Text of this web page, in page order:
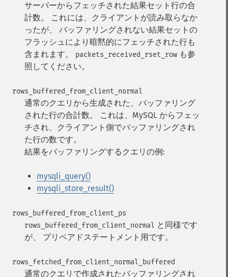
サーバーからフェッチされた結果セット行の合
計数。 これには、クライアントが読み取らなか
ったが、 バッファリングされない結果セットの
フラッシュにより暗黙的にフェッチされた行も
含まれます。
packets_received_rset_row も参
照してください。
rows_buffered_from_client_normal
通常のクエリから生成された、バッファリング
された行の合計数。
これは、MySQL からフェッ
チされ、クライアント側でバッファリングされ
た行の数です。
結果をバッファリングするクエリの例:
mysqli_query()
mysqli_store_result()
rows_buffered_from_client_ps
rows_buffered_from_client_normal と同様です
が、 プリペアドステートメント用です。
rows_fetched_from_client_normal_buffered
通常のクエリで作成されたバッファリングされ